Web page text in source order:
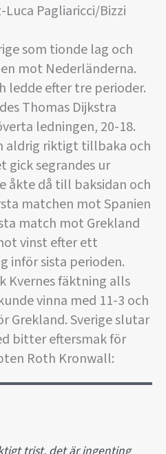
Luca Pagliaricci/Bizzi
som tionde lag och
mot Nederländerna.
ledde efter tre perioder.
Thomas Dijkstra
ledningen, 20-18.
aldrig riktigt tillbaka och
gick segrandes ur
åkte då till baksidan och
matchen mot Spanien
match mot Grekland
vinst efter ett
inför sista perioden.
Kvernes fäktning alls
vinna med 11-3 och
Grekland. Sverige slutar
bitter eftersmak för
Roth Kronwall: